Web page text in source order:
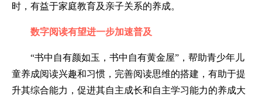
时，有益于家庭教育及亲子关系的养成。
数字阅读有望进一步加速普及
“书中自有颜如玉，书中自有黄金屋”，帮助青少年儿
童养成阅读兴趣和习惯，完善阅读思维的搭建，有助于提
升其综合能力，促进其自主成长和自主学习能力的养成大